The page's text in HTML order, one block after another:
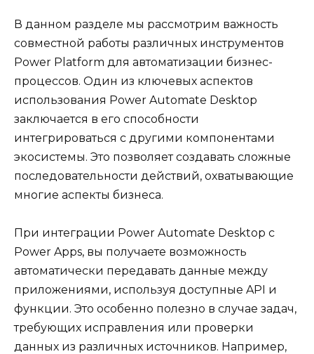
В данном разделе мы рассмотрим важность
совместной работы различных инструментов
Power Platform для автоматизации бизнес-
процессов. Один из ключевых аспектов
использования Power Automate Desktop
заключается в его способности
интегрироваться с другими компонентами
экосистемы. Это позволяет создавать сложные
последовательности действий, охватывающие
многие аспекты бизнеса.
При интеграции Power Automate Desktop с
Power Apps, вы получаете возможность
автоматически передавать данные между
приложениями, используя доступные API и
функции. Это особенно полезно в случае задач,
требующих исправления или проверки
данных из различных источников. Например,